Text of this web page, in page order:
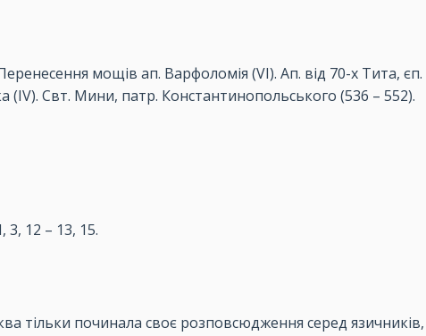
мощів ап. Варфоломія (VІ). Ап. від 70-х Тита, єп.
(ІV). Свт. Мини, патр. Константинопольського (536 – 552).
3, 12 – 13, 15.
тільки починала своє розповсюдження серед